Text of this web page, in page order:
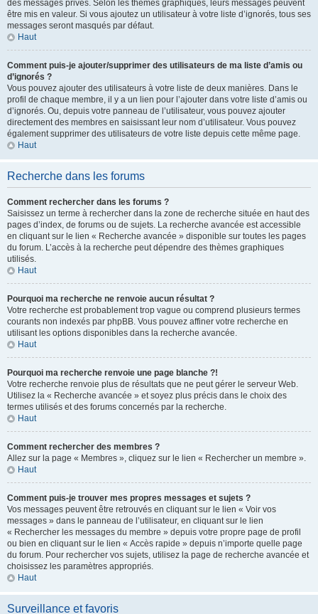
des messages privés. Selon les thèmes graphiques, leurs messages peuvent
être mis en valeur. Si vous ajoutez un utilisateur à votre liste d’ignorés, tous ses
messages seront masqués par défaut.
Haut
Comment puis-je ajouter/supprimer des utilisateurs de ma liste d’amis ou
d’ignorés ?
Vous pouvez ajouter des utilisateurs à votre liste de deux manières. Dans le
profil de chaque membre, il y a un lien pour l’ajouter dans votre liste d’amis ou
d’ignorés. Ou, depuis votre panneau de l’utilisateur, vous pouvez ajouter
directement des membres en saisissant leur nom d’utilisateur. Vous pouvez
également supprimer des utilisateurs de votre liste depuis cette même page.
Haut
Recherche dans les forums
Comment rechercher dans les forums ?
Saisissez un terme à rechercher dans la zone de recherche située en haut des
pages d’index, de forums ou de sujets. La recherche avancée est accessible
en cliquant sur le lien « Recherche avancée » disponible sur toutes les pages
du forum. L’accès à la recherche peut dépendre des thèmes graphiques
utilisés.
Haut
Pourquoi ma recherche ne renvoie aucun résultat ?
Votre recherche est probablement trop vague ou comprend plusieurs termes
courants non indexés par phpBB. Vous pouvez affiner votre recherche en
utilisant les options disponibles dans la recherche avancée.
Haut
Pourquoi ma recherche renvoie une page blanche ?!
Votre recherche renvoie plus de résultats que ne peut gérer le serveur Web.
Utilisez la « Recherche avancée » et soyez plus précis dans le choix des
termes utilisés et des forums concernés par la recherche.
Haut
Comment rechercher des membres ?
Allez sur la page « Membres », cliquez sur le lien « Rechercher un membre ».
Haut
Comment puis-je trouver mes propres messages et sujets ?
Vos messages peuvent être retrouvés en cliquant sur le lien « Voir vos
messages » dans le panneau de l’utilisateur, en cliquant sur le lien
« Rechercher les messages du membre » depuis votre propre page de profil
ou bien en cliquant sur le lien « Accès rapide » depuis n’importe quelle page
du forum. Pour rechercher vos sujets, utilisez la page de recherche avancée et
choisissez les paramètres appropriés.
Haut
Surveillance et favoris